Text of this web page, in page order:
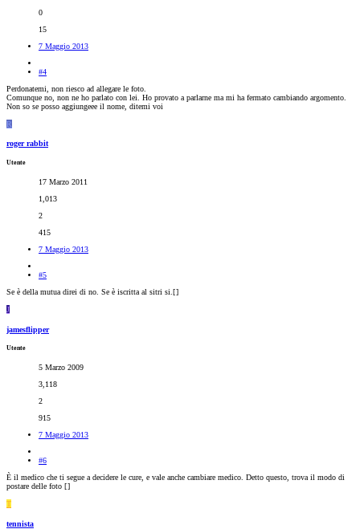
0
15
7 Maggio 2013
#4
Perdonatemi, non riesco ad allegare le foto.
Comunque no, non ne ho parlato con lei. Ho provato a parlarne ma mi ha fermato cambiando argomento.
Non so se posso aggiungeee il nome, ditemi voi
R
roger rabbit
Utente
17 Marzo 2011
1,013
2
415
7 Maggio 2013
#5
Se è della mutua direi di no. Se è iscritta al sitri si.[]
J
jamesflipper
Utente
5 Marzo 2009
3,118
2
915
7 Maggio 2013
#6
È il medico che ti segue a decidere le cure, e vale anche cambiare medico. Detto questo, trova il modo di
postare delle foto []
T
tennista